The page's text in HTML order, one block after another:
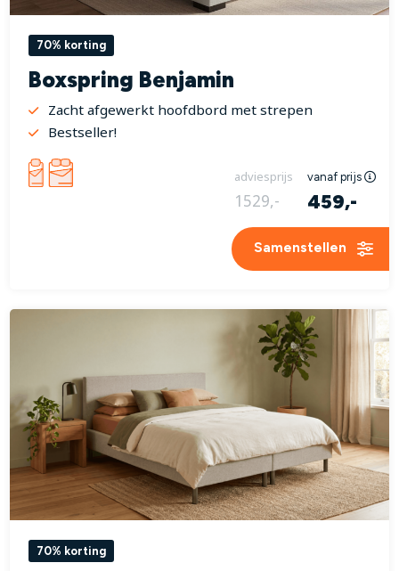
70% korting
Boxspring Benjamin
Zacht afgewerkt hoofdbord met strepen
Bestseller!
adviesprijs vanaf prijs
1529,- 459,-
Samenstellen
70% korting